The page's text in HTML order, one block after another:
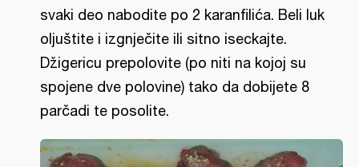
svaki deo nabodite po 2 karanfilića. Beli luk
oljuštite i izgnječite ili sitno iseckajte.
Džigericu prepolovite (po niti na kojoj su
spojene dve polovine) tako da dobijete 8
parčadi te posolite.